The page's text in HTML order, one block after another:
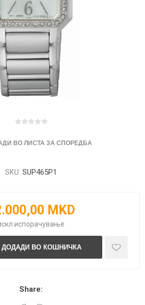
ВО ЛИСТА ЗА СПОРЕДБА
SKU: SUP465P1
MKD
испорачување
Share: